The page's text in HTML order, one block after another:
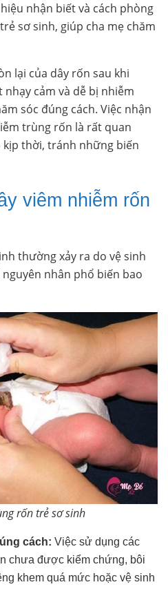
nhận biết và cách phòng
sơ sinh, giúp cha mẹ chăm
lại của dây rốn sau khi
cảm và dễ bị nhiễm
sóc đúng cách. Việc nhận
trùng rốn là rất quan
thời, tránh những biến
viêm nhiễm rốn
thường xảy ra do vệ sinh
nhân phổ biến bao
rốn trẻ sơ sinh
cách: Việc sử dụng các
chưa được kiểm chứng, bôi
khem quá mức hoặc vệ sinh